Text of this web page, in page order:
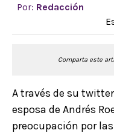
Por: Redacción
Comparta este
A través de su
esposa de Andrés
preocupación por